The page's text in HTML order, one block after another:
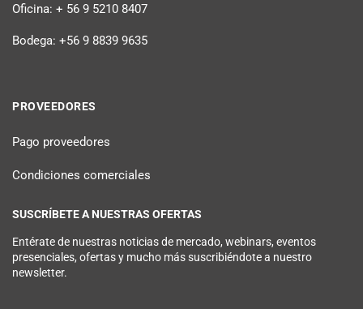
Oficina: + 56 9 5210 8407
Bodega: +56 9 8839 9635
PROVEEDORES
Pago proveedores
Condiciones comerciales
SUSCRÍBETE A NUESTRAS OFERTAS
Entérate de nuestras noticias de mercado, webinars, eventos
presenciales, ofertas y mucho más suscribiéndote a nuestro
newsletter.